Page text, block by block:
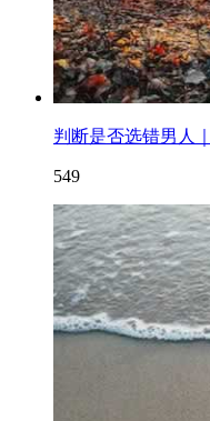
判断是否选错男人
549